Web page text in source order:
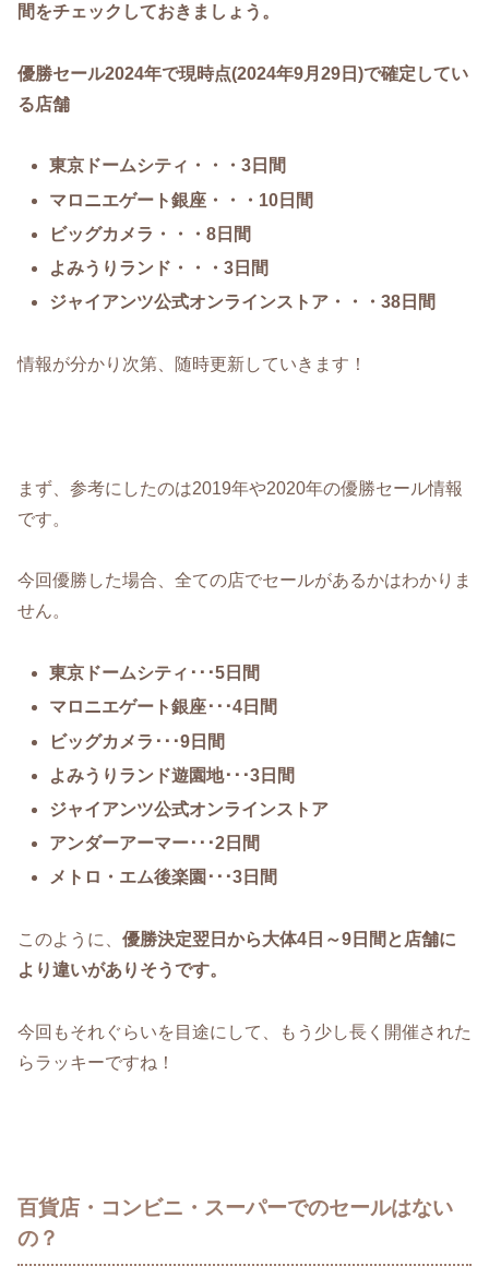
間をチェックしておきましょう。
優勝セール2024年で現時点(2024年9月29日)で確定してい
る店舗
東京ドームシティ・・・3日間
マロニエゲート銀座・・・10日間
ビッグカメラ・・・8日間
よみうりランド・・・3日間
ジャイアンツ公式オンラインストア・・・38日間
情報が分かり次第、随時更新していきます！
まず、参考にしたのは2019年や2020年の優勝セール情報
です。
今回優勝した場合、全ての店でセールがあるかはわかりま
せん。
東京ドームシティ･･･5日間
マロニエゲート銀座･･･4日間
ビッグカメラ･･･9日間
よみうりランド遊園地･･･3日間
ジャイアンツ公式オンラインストア
アンダーアーマー･･･2日間
メトロ・エム後楽園･･･3日間
このように、 優勝決定翌日から大体4日～9日間と店舗に
より違いがありそうです。
今回もそれぐらいを目途にして、もう少し長く開催された
らラッキーですね！
百貨店・コンビニ・スーパーでのセールはない
の？